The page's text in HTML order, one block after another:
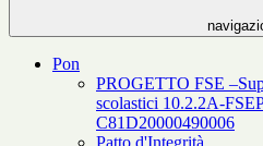
Pon
PROGETTO FSE
scolastici 10.2.2A-
C81D20000490006